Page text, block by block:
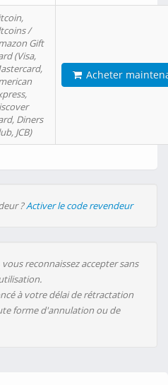
/
Gift
(Visa,
Diners
JCB)
Acheter
?Activer le code revendeur
reconnaissez accepter sans
à votre délai de rétractation
forme d'annulation ou de